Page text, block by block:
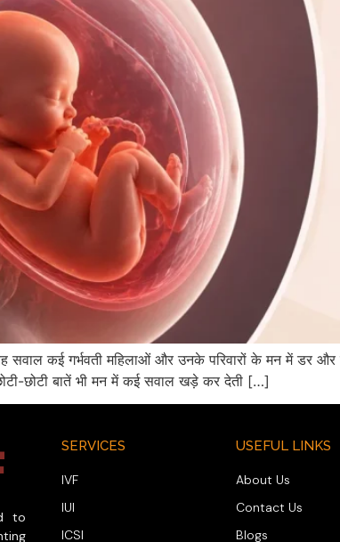
सवाल कई गर्भवती महिलाओं और उनके परिवारों के मन में डर
छोटी बातें भी मन में कई सवाल खड़े कर देती […]
to
SERVICES
IVF
IUI
ICSI
USEFUL LINKS
About Us
Contact Us
Blogs